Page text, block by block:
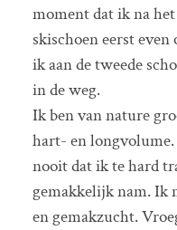
moment dat ik na
skischoen eerst
ik aan de tweede
in de weg.
Ik ben van nature
hart- en
nooit dat ik te hard
gemakkelijk nam.
en gemakzucht.